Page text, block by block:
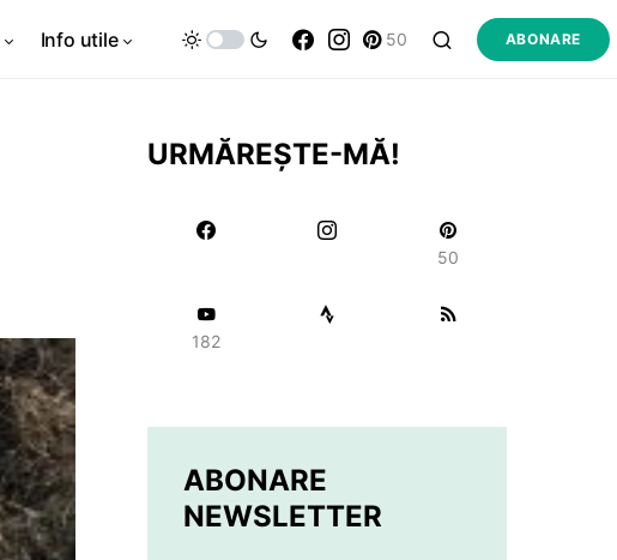
Info utile 50 ABONARE
URMĂREȘTE-MĂ!
50
182
ABONARE
NEWSLETTER